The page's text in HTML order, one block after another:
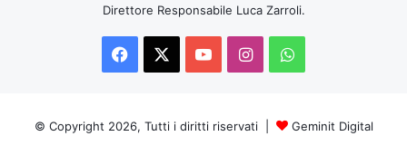
Direttore Responsabile Luca Zarroli.
Facebook
You InstagramWhatsApp
© Copyright 2026, Tutti i diritti riservati | Geminit Digital